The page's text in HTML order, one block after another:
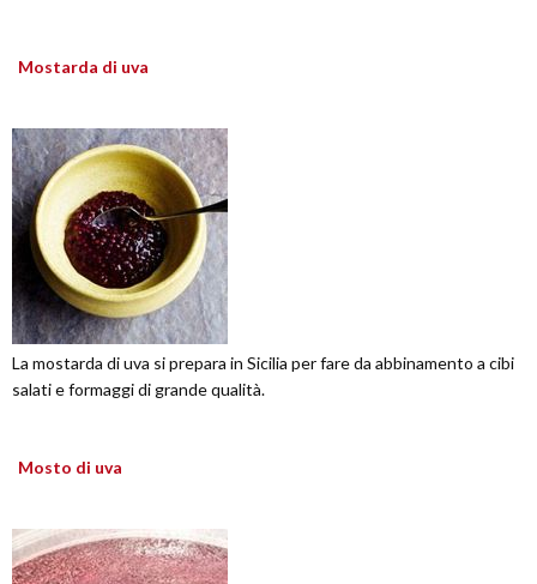
Mostarda di uva
La mostarda di uva si prepara in Sicilia per fare da abbinamento a cibi
salati e formaggi di grande qualità.
Mosto di uva